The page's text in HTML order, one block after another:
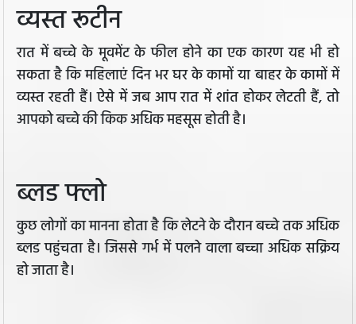
व्यस्त रूटीन
रात में बच्चे के मूवमेंट के फील होने का एक कारण यह भी हो
सकता है कि महिलाएं दिन भर घर के कामों या बाहर के कामों में
व्यस्त रहती हैं। ऐसे में जब आप रात में शांत होकर लेटती हैं, तो
आपको बच्चे की किक अधिक महसूस होती है।
ब्लड फ्लो
कुछ लोगों का मानना होता है कि लेटने के दौरान बच्चे तक अधिक
ब्लड पहुंचता है। जिससे गर्भ में पलने वाला बच्चा अधिक सक्रिय
हो जाता है।